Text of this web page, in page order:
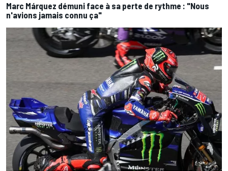
Marc Márquez démuni face à sa perte de rythme : "Nous
n'avions jamais connu ça"